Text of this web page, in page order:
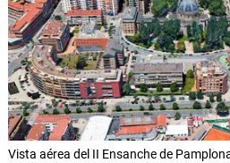
Vista aérea del II Ensanche de